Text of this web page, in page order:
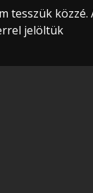
tesszük közzé.
jelöltük